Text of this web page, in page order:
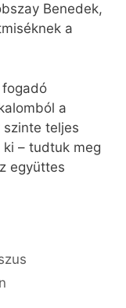
Benedek,
a
fogadó
a
teljes
– tudtuk meg
együttes